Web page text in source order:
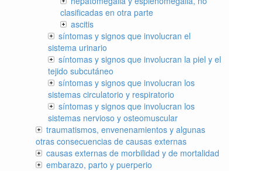
clasificadas en otra parte
ascitis
síntomas y signos que involucran el
sistema urinario
síntomas y signos que involucran la piel y el
tejido subcutáneo
síntomas y signos que involucran los
sistemas circulatorio y respiratorio
síntomas y signos que involucran los
sistemas nervioso y osteomuscular
traumatismos, envenenamientos y algunas
otras consecuencias de causas externas
causas externas de morbilidad y de mortalidad
embarazo, parto y puerperio